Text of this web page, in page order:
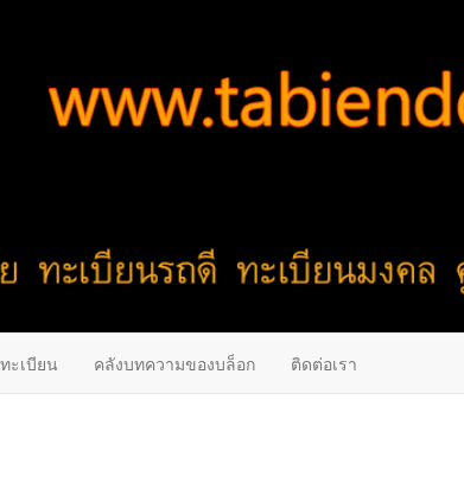
ะเบียน คลังบทความของบล็อก ติดต่อเรา